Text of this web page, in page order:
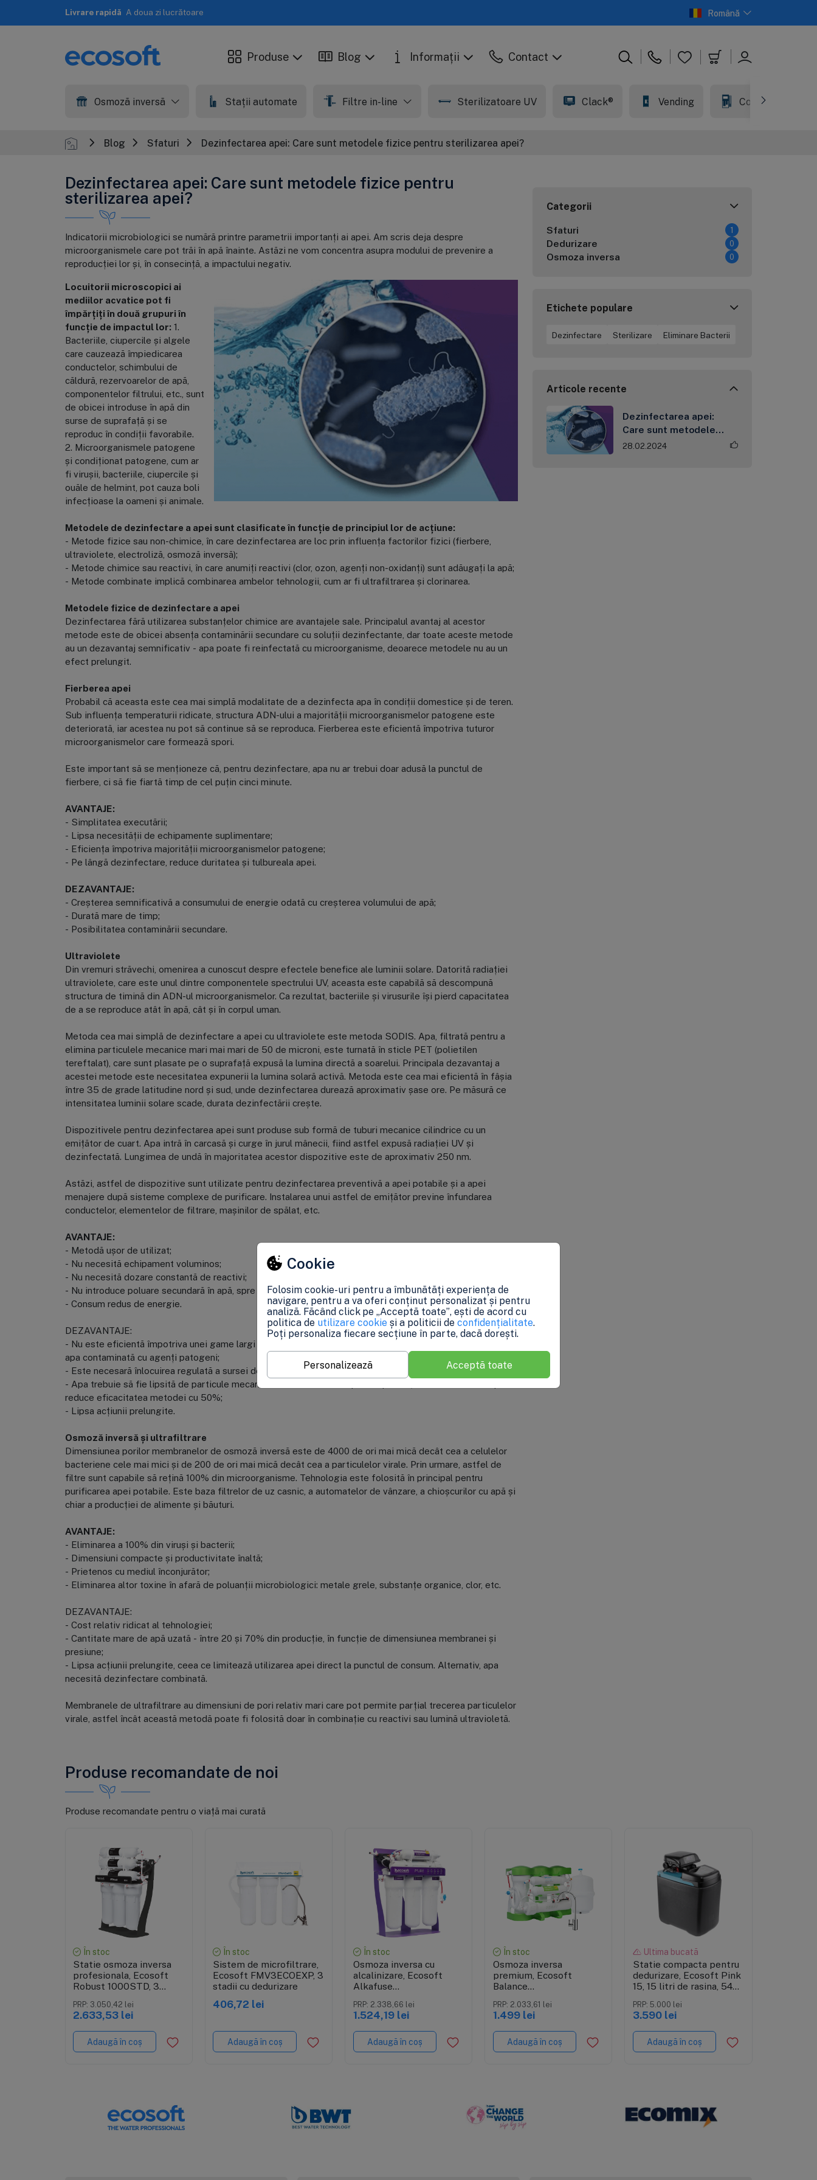
Livrare rapidă A doua zi lucrătoare Română
Produse Blog Informații Contact
Osmoză inversă Stații automate Filtre in-line Sterilizatoare UV Clack® Vending Comercial
Blog Sfaturi Dezinfectarea apei: Care sunt metodele fizice pentru sterilizarea apei?
Dezinfectarea apei: Care sunt metodele fizice pentru
sterilizarea apei?
Indicatorii microbiologici se numără printre parametrii importanți ai apei. Am scris deja despre
microorganismele care pot trăi în apă înainte. Astăzi ne vom concentra asupra modului de prevenire a
reproducției lor și, în consecință, a impactului negativ.
Locuitorii microscopici ai
mediilor acvatice pot fi
împărțiți în două grupuri în
funcție de impactul lor: 1.
Bacteriile, ciupercile și algele
care cauzează împiedicarea
conductelor, schimbului de
căldură, rezervoarelor de apă,
componentelor filtrului, etc., sunt
de obicei introduse în apă din
surse de suprafață și se
reproduc în condiții favorabile.
2. Microorganismele patogene
și condiționat patogene, cum ar
fi virușii, bacteriile, ciupercile și
ouăle de helmint, pot cauza boli
infecțioase la oameni și animale.
Metodele de dezinfectare a apei sunt clasificate în funcție de principiul lor de acțiune:
- Metode fizice sau non-chimice, în care dezinfectarea are loc prin influența factorilor fizici (fierbere,
ultraviolete, electroliză, osmoză inversă);
- Metode chimice sau reactivi, în care anumiți reactivi (clor, ozon, agenți non-oxidanți) sunt adăugați la apă;
- Metode combinate implică combinarea ambelor tehnologii, cum ar fi ultrafiltrarea și clorinarea.
Metodele fizice de dezinfectare a apei
Dezinfectarea fără utilizarea substanțelor chimice are avantajele sale. Principalul avantaj al acestor
metode este de obicei absența contaminării secundare cu soluții dezinfectante, dar toate aceste metode
au un dezavantaj semnificativ - apa poate fi reinfectată cu microorganisme, deoarece metodele nu au un
efect prelungit.
Fierberea apei
Probabil că aceasta este cea mai simplă modalitate de a dezinfecta apa în condiții domestice și de teren.
Sub influența temperaturii ridicate, structura ADN-ului a majorității microorganismelor patogene este
deteriorată, iar acestea nu pot să continue să se reproduca. Fierberea este eficientă împotriva tuturor
microorganismelor care formează spori.
Este important să se menționeze că, pentru dezinfectare, apa nu ar trebui doar adusă la punctul de
fierbere, ci să fie fiartă timp de cel puțin cinci minute.
AVANTAJE:
- Simplitatea executării;
- Lipsa necesității de echipamente suplimentare;
- Eficiența împotriva majorității microorganismelor patogene;
- Pe lângă dezinfectare, reduce duritatea și tulbureala apei.
DEZAVANTAJE:
- Creșterea semnificativă a consumului de energie odată cu creșterea volumului de apă;
- Durată mare de timp;
- Posibilitatea contaminării secundare.
Ultraviolete
Din vremuri străvechi, omenirea a cunoscut despre efectele benefice ale luminii solare. Datorită radiației
ultraviolete, care este unul dintre componentele spectrului UV, aceasta este capabilă să descompună
structura de timină din ADN-ul microorganismelor. Ca rezultat, bacteriile și virusurile își pierd capacitatea
de a se reproduce atât în apă, cât și în corpul uman.
Metoda cea mai simplă de dezinfectare a apei cu ultraviolete este metoda SODIS. Apa, filtrată pentru a
elimina particulele mecanice mari mai mari de 50 de microni, este turnată în sticle PET (polietilen
tereftalat), care sunt plasate pe o suprafață expusă la lumina directă a soarelui. Principala dezavantaj a
acestei metode este necesitatea expunerii la lumina solară activă. Metoda este cea mai eficientă în fâșia
între 35 de grade latitudine nord și sud, unde dezinfectarea durează aproximativ șase ore. Pe măsură ce
intensitatea luminii solare scade, durata dezinfectării crește.
Dispozitivele pentru dezinfectarea apei sunt produse sub formă de tuburi mecanice cilindrice cu un
emițător de cuart. Apa intră în carcasă și curge în jurul mânecii, fiind astfel expusă radiației UV și
dezinfectată. Lungimea de undă în majoritatea acestor dispozitive este de aproximativ 250 nm.
Astăzi, astfel de dispozitive sunt utilizate pentru dezinfectarea preventivă a apei potabile și a apei
menajere după sisteme complexe de purificare. Instalarea unui astfel de emițător previne înfundarea
conductelor, elementelor de filtrare, mașinilor de spălat, etc.
AVANTAJE:
- Metodă ușor de utilizat;
- Nu necesită echipament voluminos;
- Nu necesită dozare constantă de reactivi;
- Nu introduce poluare secundară în apă, spre deosebire de dezinfectarea cu reactivi;
- Consum redus de energie.
DEZAVANTAJE:
- Nu este eficientă împotriva unei game largi de microorganisme, se recomandă metode combinate pentru
apa contaminată cu agenți patogeni;
- Este necesară înlocuirea regulată a sursei de iradiere;
- Apa trebuie să fie lipsită de particule mecanice înainte de a trece prin dispozitiv, deoarece acestea pot
reduce eficacitatea metodei cu 50%;
- Lipsa acțiunii prelungite.
Osmoză inversă și ultrafiltrare
Dimensiunea porilor membranelor de osmoză inversă este de 4000 de ori mai mică decât cea a celulelor
bacteriene cele mai mici și de 200 de ori mai mică decât cea a particulelor virale. Prin urmare, astfel de
filtre sunt capabile să rețină 100% din microorganisme. Tehnologia este folosită în principal pentru
purificarea apei potabile. Este baza filtrelor de uz casnic, a automatelor de vânzare, a chioșcurilor cu apă și
chiar a producției de alimente și băuturi.
AVANTAJE:
- Eliminarea a 100% din viruși și bacterii;
- Dimensiuni compacte și productivitate înaltă;
- Prietenos cu mediul înconjurător;
- Eliminarea altor toxine în afară de poluanții microbiologici: metale grele, substanțe organice, clor, etc.
DEZAVANTAJE:
- Cost relativ ridicat al tehnologiei;
- Cantitate mare de apă uzată - între 20 și 70% din producție, în funcție de dimensiunea membranei și
presiune;
- Lipsa acțiunii prelungite, ceea ce limitează utilizarea apei direct la punctul de consum. Alternativ, apa
necesită dezinfectare combinată.
Membranele de ultrafiltrare au dimensiuni de pori relativ mari care pot permite parțial trecerea particulelor
virale, astfel încât această metodă poate fi folosită doar în combinație cu reactivi sau lumină ultravioletă.
Categorii
Sfaturi 1
Dedurizare 0
Osmoza inversa 0
Etichete populare
Dezinfectare Sterilizare Eliminare Bacterii
Articole recente
Dezinfectarea apei:
Care sunt metodele
fizice pentru sterilizarea
28.02.2024
Produse recomandate de noi
Produse recomandate pentru o viață mai curată
Vizualizare rapidă
În stoc
Statie osmoza inversa
profesionala, Ecosoft
Robust 1000STD, 3
PRP: 3.050,42 lei
2.633,53 lei
Adaugă în coș
În stoc
Sistem de microfiltrare,
Ecosoft FMV3ECOEXP, 3
stadii cu dedurizare
406,72 lei
Adaugă în coș
Vizualizare rapidă
În stoc
Osmoza inversa cu
alcalinizare, Ecosoft
Alkafuse
stadii, pompa de
presiune si cadru
metalic, crestere PH 7-
PRP: 2.338,66 lei
1.524,19 lei
Adaugă în coș
În stoc
Osmoza inversa
premium, Ecosoft
Balance
stadii, eficienta ridicata,
remineralizare cu calciu
si magneziu
PRP: 2.033,61 lei
1.499 lei
Adaugă în coș
Vizualizare rapidă
Ultima bucată
Statie compacta pentru
dedurizare, Ecosoft Pink
15, 15 litri de rasina, 54
PRP: 5.000 lei
3.590 lei
Adaugă în coș
Cookie
Folosim cookie-uri pentru a îmbunătăți experiența de
navigare, pentru a va oferi conținut personalizat și pentru
analiză. Făcând click pe „Acceptă toate”, ești de acord cu
politica de utilizare cookie și a politicii de confidențialitate.
Poți personaliza fiecare secțiune în parte, dacă dorești.
Personalizează Acceptă toate